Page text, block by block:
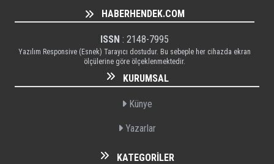
HABERHENDEK.COM
ISSN : 2148-7995
Yazılım Responsive (Esnek) Tarayıcı dostudur. Bu sebeple her cihazda ekran
ölçülerine göre ölçeklenmektedir.
KURUMSAL
Künye
Yazarlar
KATEGORILER